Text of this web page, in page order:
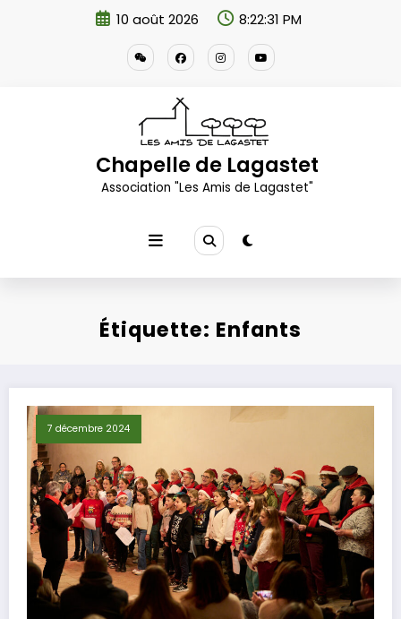
10 août 2026 8:22:32 PM
Chapelle de Lagastet
Association "Les Amis de Lagastet"
Étiquette: Enfants
7 décembre 2024